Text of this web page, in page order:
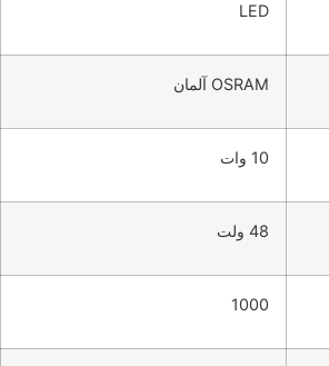
LED
OSRAM آلمان
10 وات
48 ولت
1000